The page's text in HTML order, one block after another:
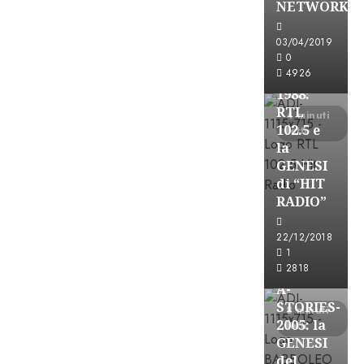
NETWORK
03/04/2019
0
4926
4 minuti
letti
FREE
A-
STORIES-
1988:
RTL
102.5 e
la
GENESI
di “HIT
RADIO”
22/12/2018
1
2818
8 minuti
letti
Formazione
FREE
A-
STORIES-
2005: la
GENESI